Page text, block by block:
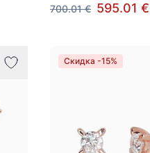
700.01 € 595.01 €
Скидка -15%